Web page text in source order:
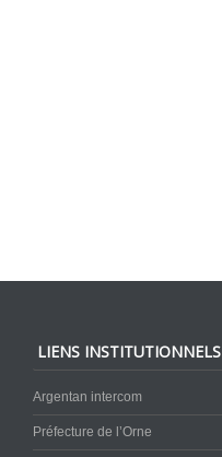
LIENS INSTITUTIONNELS
Argentan intercom
Préfecture de l’Orne